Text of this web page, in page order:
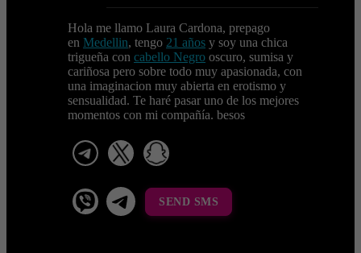
Hola me llamo Laura Cardona, prepago
en Medellin, tengo 21 años y soy una chica
trigueña con cabello Negro oscuro, sumisa y
cariñosa pero sobre todo muy apasionada, con
una imaginacion muy abierta en erotismo y
sensualidad. Te haré pasar uno de los mejores
momentos con mi compañía. besos
telegram
viber Telegram La Celestina
SEND SMS